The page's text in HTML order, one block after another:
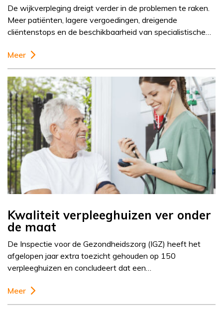
De wijkverpleging dreigt verder in de problemen te raken.
Meer patiënten, lagere vergoedingen, dreigende
cliëntenstops en de beschikbaarheid van specialistische…
Meer
Kwaliteit verpleeghuizen ver onder
de maat
De Inspectie voor de Gezondheidszorg (IGZ) heeft het
afgelopen jaar extra toezicht gehouden op 150
verpleeghuizen en concludeert dat een…
Meer